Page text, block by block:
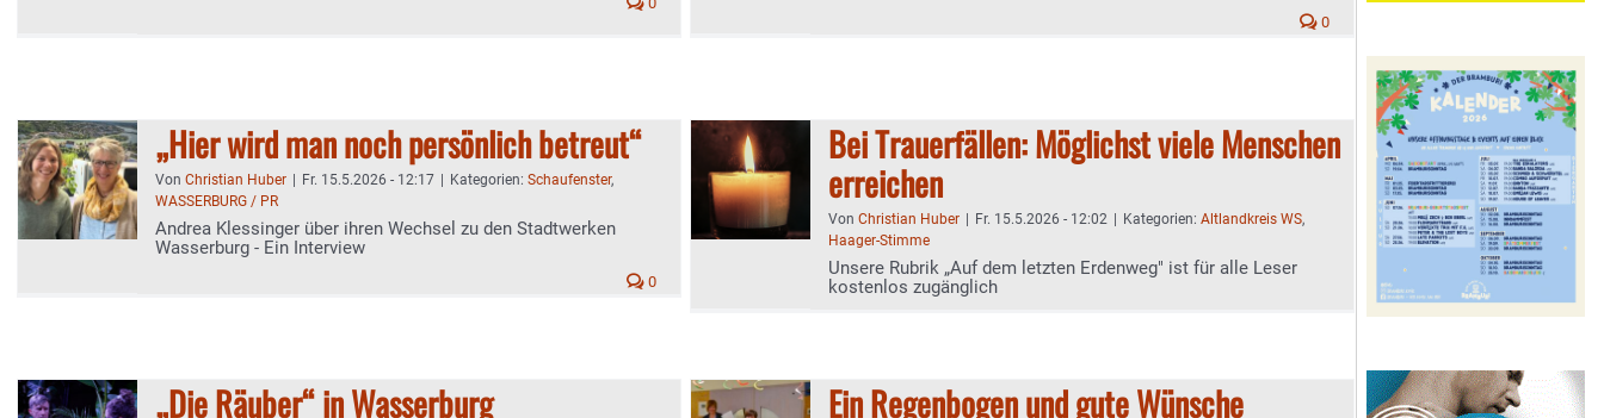
0
„Hier wird man noch persönlich betreut“
Von Christian Huber Fr. 15.5.2026 - 12:17 Kategorien: Schaufenster,
WASSERBURG / PR
Andrea Klessinger über ihren Wechsel zu den Stadtwerken
Wasserburg - Ein Interview
0
Bei Trauerfällen: Möglichst viele Menschen
erreichen
Von Christian Huber Fr. 15.5.2026 - 12:02 Kategorien: Altlandkreis WS,
Haager-Stimme
Unsere Rubrik „Auf dem letzten Erdenweg" ist für alle Leser
kostenlos zugänglich
„Die Räuber“ in Wasserburg Ein Regenbogen und gute Wünsche